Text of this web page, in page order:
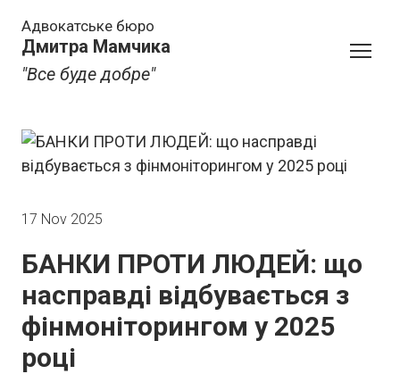
Адвокатське бюро
Дмитра Мамчика
"Все буде добре"
17 Nov 2025
БАНКИ ПРОТИ ЛЮДЕЙ: що
насправді відбувається з
фінмоніторингом у 2025
році